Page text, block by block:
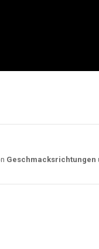
Geschmacksrichtungen